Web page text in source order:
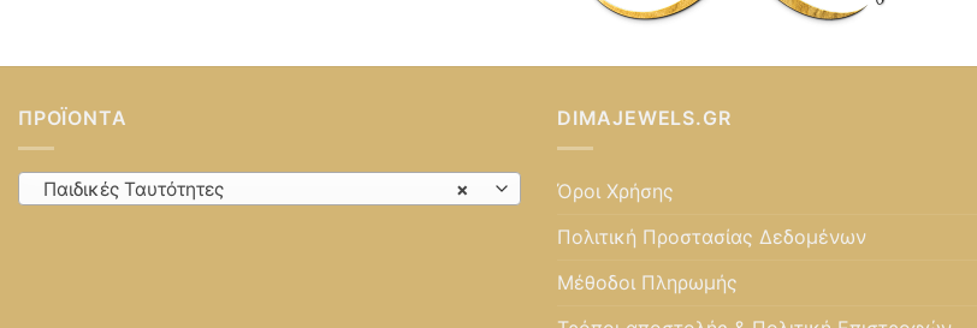
ΠΡΟΪΌΝΤΑ
×
Παιδικές Ταυτότητες
DIMAJEWELS.GR
Όροι Χρήσης
Πολιτική Προστασίας Δεδομένων
Μέθοδοι Πληρωμής